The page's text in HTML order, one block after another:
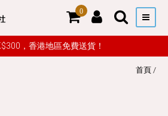
0
，香港地區免費送貨！
首頁 /